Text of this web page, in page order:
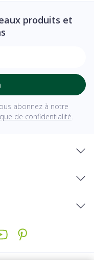
produits et
abonnez à notre
de confidentialité